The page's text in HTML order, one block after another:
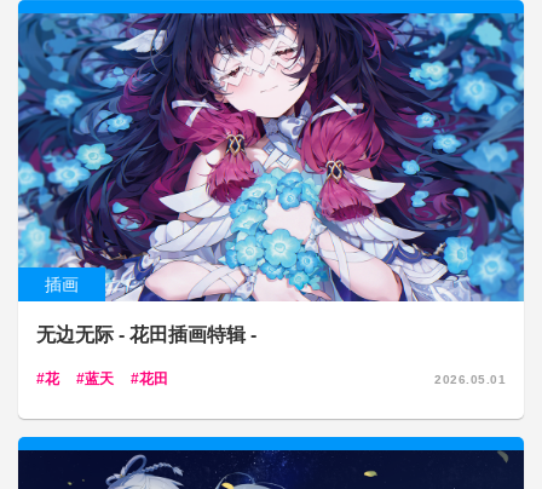
插画
无边无际 - 花田插画特辑 -
花 蓝天 花田 2026.05.01